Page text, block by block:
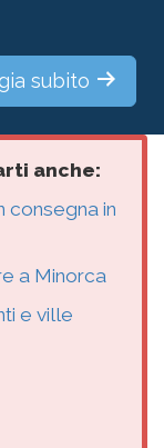
subito
anche:
consegna in
a Minorca
e ville